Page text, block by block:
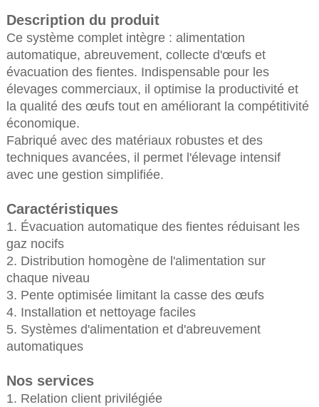
Description du produit
Ce système complet intègre : alimentation
automatique, abreuvement, collecte d'œufs et
évacuation des fientes. Indispensable pour les
élevages commerciaux, il optimise la productivité et
la qualité des œufs tout en améliorant la compétitivité
économique.
Fabriqué avec des matériaux robustes et des
techniques avancées, il permet l'élevage intensif
avec une gestion simplifiée.
Caractéristiques
1. Évacuation automatique des fientes réduisant les
gaz nocifs
2. Distribution homogène de l'alimentation sur
chaque niveau
3. Pente optimisée limitant la casse des œufs
4. Installation et nettoyage faciles
5. Systèmes d'alimentation et d'abreuvement
automatiques
Nos services
1. Relation client privilégiée